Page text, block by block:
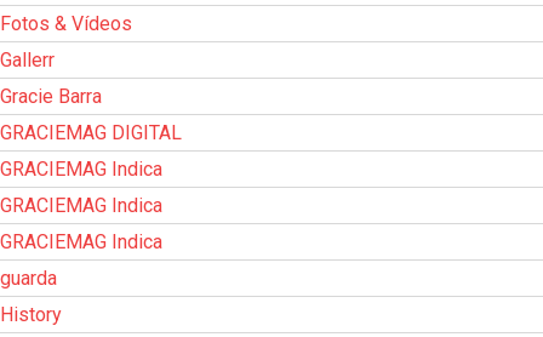
Fotos & Vídeos
Gallerr
Gracie Barra
GRACIEMAG DIGITAL
GRACIEMAG Indica
GRACIEMAG Indica
GRACIEMAG Indica
guarda
History